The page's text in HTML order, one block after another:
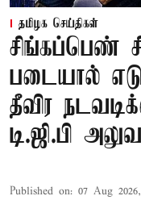
தமிழக செய்திகள்
சிங்கப்பெண்
படையால்
தீவிர
டி.ஜி.பி
Published on: 07 Aug